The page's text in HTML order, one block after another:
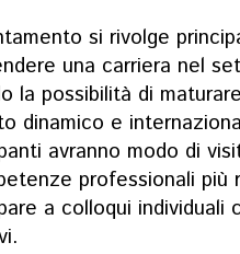
si rivolge
una carriera nel
la possibilità di
dinamico e
avranno modo di
professionali più
a colloqui individuali